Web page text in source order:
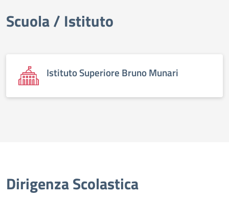
elenco degli organi
Scuola / Istituto
Istituto Superiore Bruno Munari
Dirigenza Scolastica